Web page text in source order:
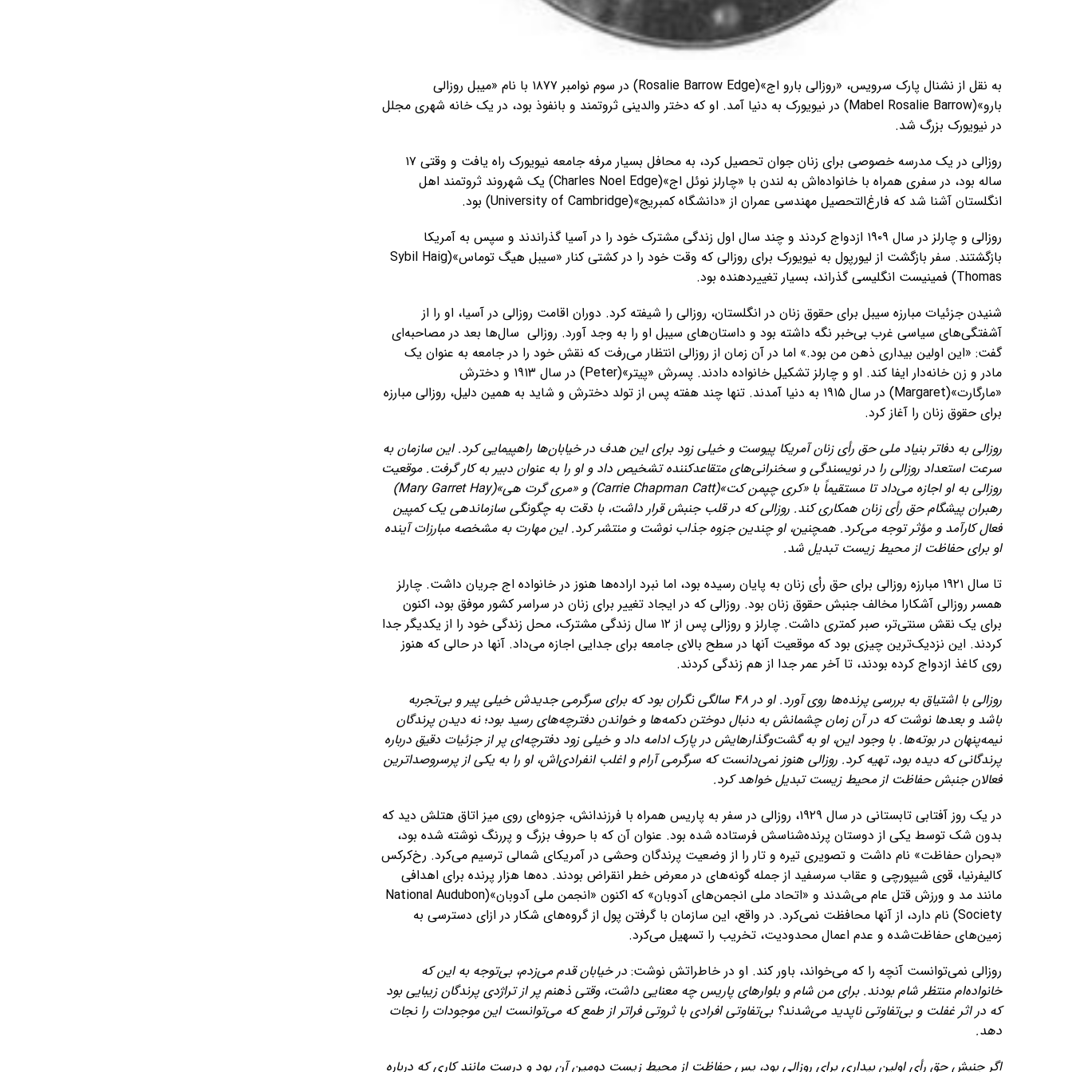
به نقل از نشنال پارک سرویس، «روزالی بارو اج»(Rosalie Barrow Edge) در سوم نوامبر ۱۸۷۷ با نام «میبل روزالی
بارو»(Mabel Rosalie Barrow) در نیویورک به دنیا آمد. او که دختر والدینی ثروتمند و بانفوذ بود، در یک خانه شهری مجلل
در نیویورک بزرگ شد.
روزالی در یک مدرسه خصوصی برای زنان جوان تحصیل کرد، به محافل بسیار مرفه جامعه نیویورک راه یافت و وقتی ۱۷
ساله بود، در سفری همراه با خانواده‌اش به لندن با «چارلز نوئل اج»(Charles Noel Edge) یک شهروند ثروتمند اهل
انگلستان آشنا شد که فارغ‌التحصیل مهندسی عمران از «دانشگاه کمبریج»(University of Cambridge) بود.
روزالی و چارلز در سال ۱۹۰۹ ازدواج کردند و چند سال اول زندگی مشترک خود را در آسیا گذراندند و سپس به آمریکا
بازگشتند. سفر بازگشت از لیورپول به نیویورک برای روزالی که وقت خود را در کشتی کنار «سیبل هیگ توماس»(Sybil Haig
Thomas) فمینیست انگلیسی گذراند، بسیار تغییردهنده بود.
شنیدن جزئیات مبارزه سیبل برای حقوق زنان در انگلستان، روزالی را شیفته ‌کرد. دوران اقامت روزالی در آسیا، او را از
آشفتگی‌های سیاسی غرب بی‌خبر نگه داشته بود و داستان‌های سیبل او را به وجد آورد. روزالی سال‌ها بعد در مصاحبه‌ای
گفت: «این اولین بیداری ذهن من بود.» اما در آن زمان از روزالی انتظار می‌رفت که نقش خود را در جامعه به عنوان یک
مادر و زن خانه‌دار ایفا کند. او و چارلز تشکیل خانواده دادند. پسرش «پیتر»(Peter) در سال ۱۹۱۳ و دخترش
«مارگارت»(Margaret) در سال ۱۹۱۵ به دنیا آمدند. تنها چند هفته پس از تولد دخترش و شاید به همین دلیل، روزالی مبارزه
برای حقوق زنان را آغاز کرد.
روزالی به دفاتر بنیاد ملی حق رأی زنان آمریکا پیوست و خیلی زود برای این هدف در خیابان‌ها راهپیمایی کرد. این سازمان به
سرعت استعداد روزالی را در نویسندگی و سخنرانی‌های متقاعدکننده تشخیص داد و او را به عنوان دبیر به کار گرفت. موقعیت
روزالی به او اجازه می‌داد تا مستقیماً با «کری چپمن کت»(Carrie Chapman Catt) و «مری گرت هی»(Mary Garret Hay)
رهبران پیشگام حق رأی زنان همکاری کند. روزالی که در قلب جنبش قرار داشت، با دقت به چگونگی سازماندهی یک کمپین
فعال کارآمد و مؤثر توجه می‌کرد. همچنین، او چندین جزوه‌ جذاب نوشت و منتشر کرد. این مهارت به مشخصه مبارزات آینده
او برای حفاظت از محیط زیست تبدیل شد.
تا سال ۱۹۲۱ مبارزه روزالی برای حق رأی زنان به پایان رسیده بود، اما نبرد اراده‌ها هنوز در خانواده اج جریان داشت. چارلز
همسر روزالی آشکارا مخالف جنبش حقوق زنان بود. روزالی که در ایجاد تغییر برای زنان در سراسر کشور موفق بود، اکنون
برای یک نقش سنتی‌تر، صبر کمتری داشت. چارلز و روزالی پس از ۱۲ سال زندگی مشترک، محل زندگی خود را از یکدیگر جدا
کردند. این نزدیک‌ترین چیزی بود که موقعیت آنها در سطح بالای جامعه برای جدایی اجازه می‌داد. آنها در حالی که هنوز
روی کاغذ ازدواج کرده بودند، تا آخر عمر جدا از هم زندگی ‌کردند.
روزالی با اشتیاق به بررسی پرنده‌ها روی آورد. او در ۴۸ سالگی نگران بود که برای سرگرمی جدیدش خیلی پیر و بی‌تجربه
باشد و بعدها نوشت که در آن زمان چشمانش به دنبال دوختن دکمه‌ها و خواندن دفترچه‌های رسید بود؛ نه دیدن پرندگان
نیمه‌پنهان در بوته‌ها. با وجود این، او به گشت‌وگذارهایش در پارک ادامه داد و خیلی زود دفترچه‌ای پر از جزئیات دقیق درباره
پرندگانی که دیده بود، تهیه کرد. روزالی هنوز نمی‌دانست که سرگرمی آرام و اغلب انفرادی‌اش، او را به یکی از پرسروصداترین
فعالان جنبش حفاظت از محیط زیست تبدیل خواهد کرد.
در یک روز آفتابی تابستانی در سال ۱۹۲۹، روزالی در سفر به پاریس همراه با فرزندانش، جزوه‌ای روی میز اتاق هتلش دید که
بدون شک توسط یکی از دوستان پرنده‌شناسش فرستاده شده بود. عنوان آن که با حروف بزرگ و پررنگ نوشته شده بود،
«بحران حفاظت» نام داشت و تصویری تیره و تار را از وضعیت پرندگان وحشی در آمریکای شمالی ترسیم می‌کرد. رخ‌کرکس
کالیفرنیا، قوی شیپورچی و عقاب سرسفید از جمله گونه‌های در معرض خطر انقراض بودند. ده‌ها هزار پرنده برای اهدافی
مانند مد و ورزش قتل عام می‌شدند و «اتحاد ملی انجمن‌های آدوبان» که اکنون «انجمن ملی آدوبان»(National Audubon
Society) نام دارد، از آنها محافظت نمی‌کرد. در واقع، این سازمان با گرفتن پول از گروه‌های شکار در ازای دسترسی به
زمین‌های حفاظت‌شده و عدم اعمال محدودیت‌، تخریب را تسهیل می‌کرد.
روزالی نمی‌توانست آنچه را که می‌خواند، باور کند. او در خاطراتش نوشت: در خیابان قدم می‌زدم، بی‌توجه به این که
خانواده‌ام منتظر شام بودند. برای من شام و بلوارهای پاریس چه معنایی داشت، وقتی ذهنم پر از تراژدی پرندگان زیبایی بود
که در اثر غفلت و بی‌تفاوتی ناپدید می‌شدند؟ بی‌تفاوتی افرادی با ثروتی فراتر از طمع که می‌توانست این موجودات را نجات
دهد.
اگر جنبش حق رأی اولین بیداری برای روزالی بود، پس حفاظت از محیط زیست دومین آن بود و درست مانند کاری که درباره